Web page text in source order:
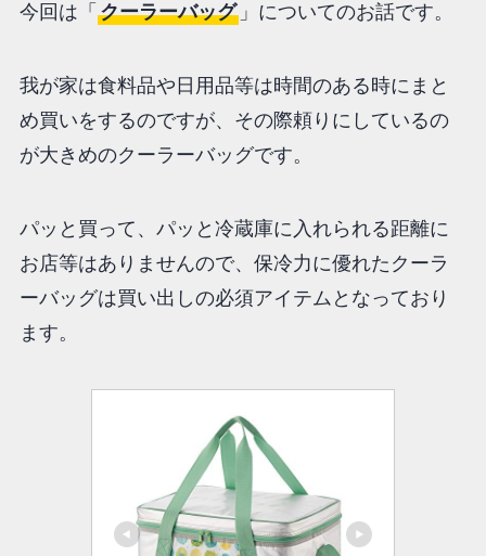
今回は「 クーラーバッグ」についてのお話です。
我が家は食料品や日用品等は時間のある時にまと
め買いをするのですが、その際頼りにしているの
が大きめのクーラーバッグです。
パッと買って、パッと冷蔵庫に入れられる距離に
お店等はありませんので、保冷力に優れたクーラ
ーバッグは買い出しの必須アイテムとなっており
ます。